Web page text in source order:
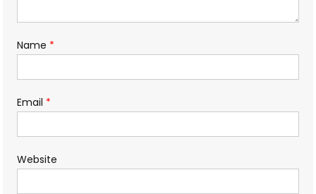
Name *
Email *
Website